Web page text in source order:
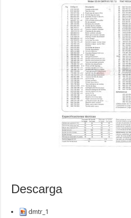
Descarga
dmtr_1